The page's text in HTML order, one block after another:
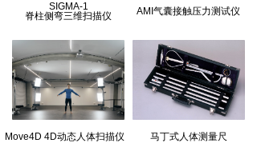
SIGMA-1
脊柱侧弯三维扫描仪
AMI气囊接触压力测试仪
Move4D 4D动态人体扫描仪 马丁式人体测量尺